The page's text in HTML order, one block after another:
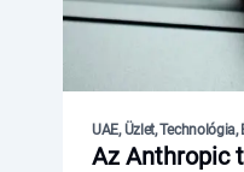
UAE, Üzlet, Technológia,
Az Anthropic